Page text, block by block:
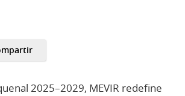
2025–2029, MEVIR redefine